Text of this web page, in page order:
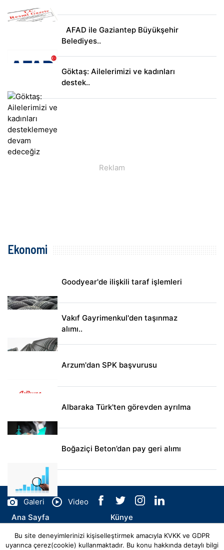
AFAD ile Gaziantep Büyükşehir
Belediyes..
Göktaş: Ailelerimizi ve kadınları
destek..
Ekonomi
Goodyear'de ilişkili taraf işlemleri
Vakıf Gayrimenkul'den taşınmaz
alımı..
Arzum'dan SPK başvurusu
Albaraka Türk'ten görevden ayrılma
Boğaziçi Beton’dan pay geri alımı
Galeri
Video
Ana Sayfa
Künye
İletişim
Bu site deneyimlerinizi kişiselleştirmek amacıyla KVKK ve GDPR
uyarınca çerez(cookie) kullanmaktadır. Bu konu hakkında detaylı bilgi